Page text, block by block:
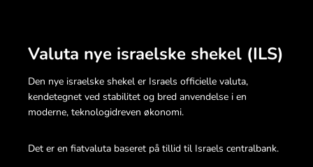
Valuta nye israelske shekel (ILS)
Den nye israelske shekel er Israels officielle valuta,
kendetegnet ved stabilitet og bred anvendelse i en
moderne, teknologidreven økonomi.
Det er en fiatvaluta baseret på tillid til Israels centralbank.